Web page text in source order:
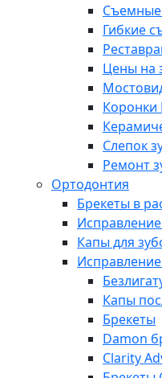
Съемные
Гибкие
Цены на
Коронки
Слепок
Ремонт
Ортодонтия
Брекеты в
Капы для
Капы
Брекеты
Damon
Clarity